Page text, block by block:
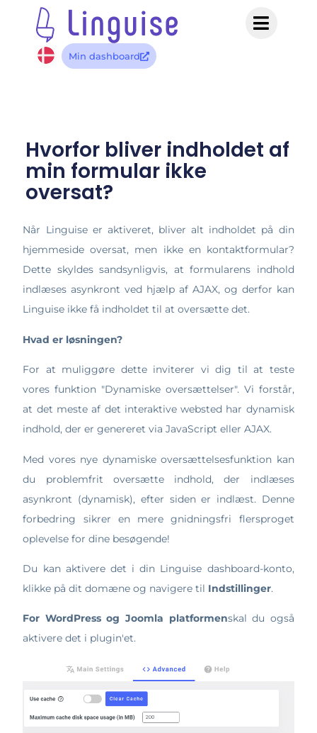
Min dashboard
Hvorfor bliver indholdet af
min formular ikke
oversat?
Når Linguise er aktiveret, bliver alt indholdet på din
hjemmeside oversat, men ikke en kontaktformular?
Dette skyldes sandsynligvis, at formularens indhold
indlæses asynkront ved hjælp af AJAX, og derfor kan
Linguise ikke få indholdet til at oversætte det.
Hvad er løsningen?
For at muliggøre dette inviterer vi dig til at teste
vores funktion "Dynamiske oversættelser". Vi forstår,
at det meste af det interaktive websted har dynamisk
indhold, der er genereret via JavaScript eller AJAX.
Med vores nye dynamiske oversættelsesfunktion kan
du problemfrit oversætte indhold, der indlæses
asynkront (dynamisk), efter siden er indlæst. Denne
forbedring sikrer en mere gnidningsfri flersproget
oplevelse for dine besøgende!
Du kan aktivere det i din Linguise dashboard-konto,
klikke på dit domæne og navigere til Indstillinger.
For WordPress og Joomla platformenskal du også
aktivere det i plugin'et.